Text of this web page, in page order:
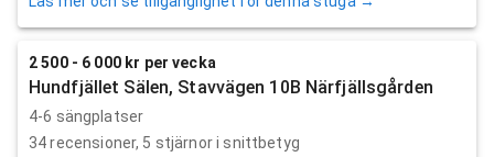
2 500 - 6 000 kr per vecka
Hundfjället Sälen, Stavvägen 10B Närfjällsgården
4-6 sängplatser
34recensioner, 5 stjärnor i snittbetyg